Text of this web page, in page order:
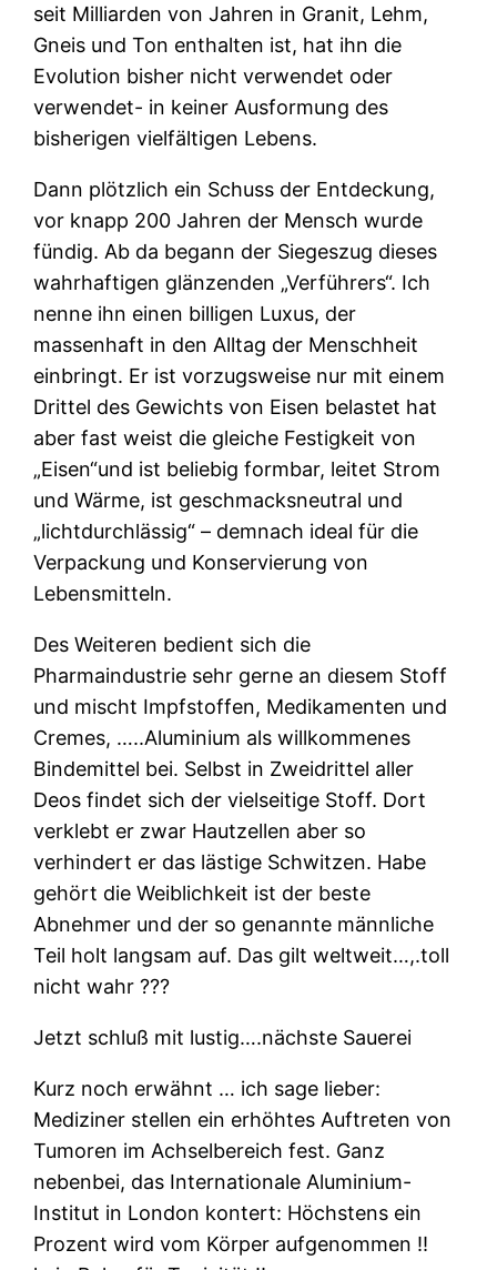
seit Milliarden von Jahren in Granit, Lehm,
Gneis und Ton enthalten ist, hat ihn die
Evolution bisher nicht verwendet oder
verwendet- in keiner Ausformung des
bisherigen vielfältigen Lebens.
Dann plötzlich ein Schuss der Entdeckung,
vor knapp 200 Jahren der Mensch wurde
fündig. Ab da begann der Siegeszug dieses
wahrhaftigen glänzenden „Verführers“. Ich
nenne ihn einen billigen Luxus, der
massenhaft in den Alltag der Menschheit
einbringt. Er ist vorzugsweise nur mit einem
Drittel des Gewichts von Eisen belastet hat
aber fast weist die gleiche Festigkeit von
„Eisen“und ist beliebig formbar, leitet Strom
und Wärme, ist geschmacksneutral und
„lichtdurchlässig“ – demnach ideal für die
Verpackung und Konservierung von
Lebensmitteln.
Des Weiteren bedient sich die
Pharmaindustrie sehr gerne an diesem Stoff
und mischt Impfstoffen, Medikamenten und
Cremes, …..Aluminium als willkommenes
Bindemittel bei. Selbst in Zweidrittel aller
Deos findet sich der vielseitige Stoff. Dort
verklebt er zwar Hautzellen aber so
verhindert er das lästige Schwitzen. Habe
gehört die Weiblichkeit ist der beste
Abnehmer und der so genannte männliche
Teil holt langsam auf. Das gilt weltweit…,.toll
nicht wahr ???
Jetzt schluß mit lustig….nächste Sauerei
Kurz noch erwähnt … ich sage lieber:
Mediziner stellen ein erhöhtes Auftreten von
Tumoren im Achselbereich fest. Ganz
nebenbei, das Internationale Aluminium-
Institut in London kontert: Höchstens ein
Prozent wird vom Körper aufgenommen ‼